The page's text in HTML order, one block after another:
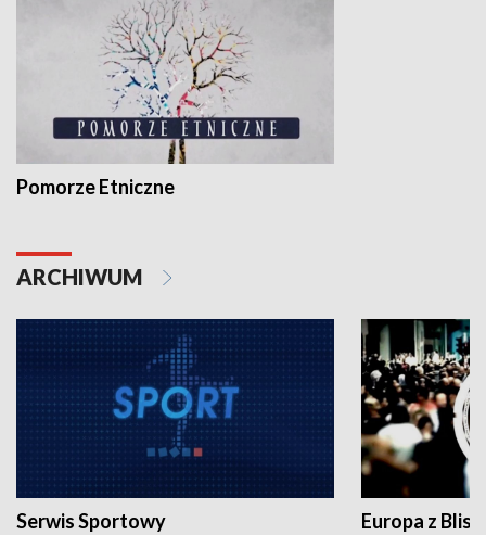
Pomorze Etniczne
ARCHIWUM
Serwis Sportowy Europa z